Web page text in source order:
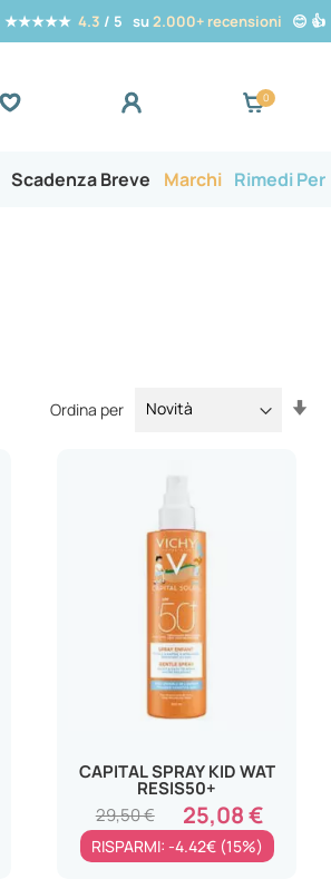
★★★★★ 4.3 / 5 su2.000+ recensioni 😊 👍
Scadenza Breve Marchi Rimedi Per
Ordina per
CAPITAL SPRAY KID WAT
RESIS50+
25,08 €
29,50 €
RISPARMI: -4.42€ (15%)